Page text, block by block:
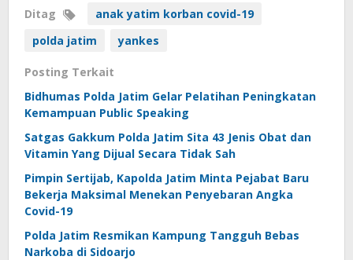
Ditag
anak yatim korban covid-19
polda jatim
yankes
Posting Terkait
Bidhumas Polda Jatim Gelar Pelatihan Peningkatan
Kemampuan Public Speaking
Satgas Gakkum Polda Jatim Sita 43 Jenis Obat dan
Vitamin Yang Dijual Secara Tidak Sah
Pimpin Sertijab, Kapolda Jatim Minta Pejabat Baru
Bekerja Maksimal Menekan Penyebaran Angka
Covid-19
Polda Jatim Resmikan Kampung Tangguh Bebas
Narkoba di Sidoarjo